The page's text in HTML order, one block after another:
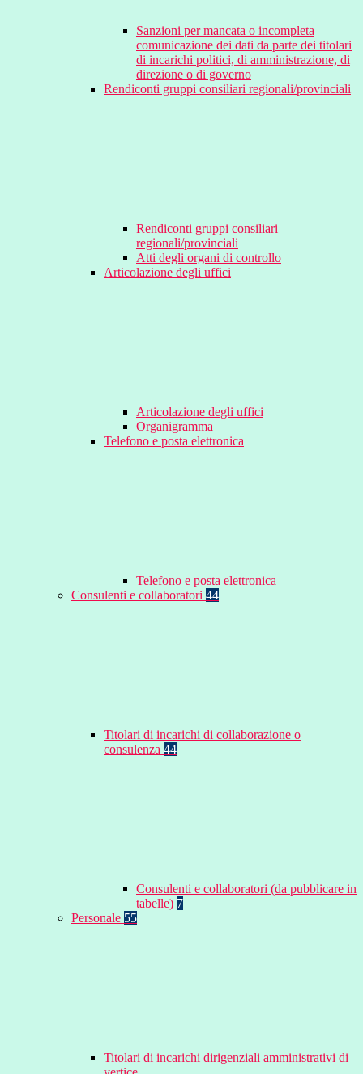
Sanzioni per mancata o incompleta
comunicazione dei dati da parte dei titolari
di incarichi politici, di amministrazione, di
direzione o di governo
Rendiconti gruppi consiliari regionali/provinciali
Rendiconti gruppi consiliari
regionali/provinciali
Atti degli organi di controllo
Articolazione degli uffici
Articolazione degli uffici
Organigramma
Telefono e posta elettronica
Telefono e posta elettronica
Consulenti e collaboratori 44
Titolari di incarichi di collaborazione o
consulenza 44
Consulenti e collaboratori (da pubblicare in
tabelle) 7
Personale 55
Titolari di incarichi dirigenziali amministrativi di